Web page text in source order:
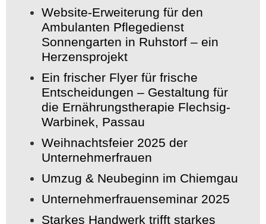
Website-Erweiterung für den
Ambulanten Pflegedienst
Sonnengarten in Ruhstorf – ein
Herzensprojekt
Ein frischer Flyer für frische
Entscheidungen – Gestaltung für
die Ernährungstherapie Flechsig-
Warbinek, Passau
Weihnachtsfeier 2025 der
Unternehmerfrauen
Umzug & Neubeginn im Chiemgau
Unternehmerfrauenseminar 2025
Starkes Handwerk trifft starkes